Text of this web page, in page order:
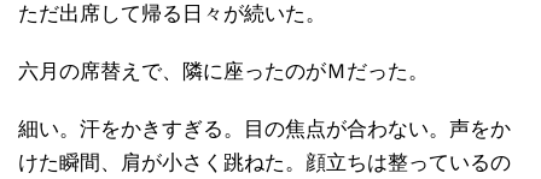
ただ出席して帰る日々が続いた。
六月の席替えで、隣に座ったのがＭだった。
細い。汗をかきすぎる。目の焦点が合わない。声をか
けた瞬間、肩が小さく跳ねた。顔立ちは整っているの